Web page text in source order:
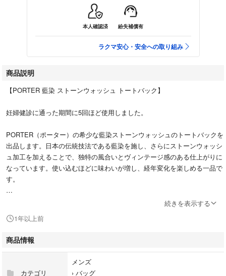
本人確認済 紛失補償有
ラクマ安心・安全への取り組み
商品説明
【PORTER 藍染 ストーンウォッシュ トートバック】
妊婦健診に通った期間に5回ほど使用しました。
PORTER（ポーター）の希少な藍染ストーンウォッシュのトートバックを
出品します。日本の伝統技法である藍染を施し、さらにストーンウォッシ
ュ加工を加えることで、独特の風合いとヴィンテージ感のある仕上がりに
なっています。使い込むほどに味わいが増し、経年変化を楽しめる一品で
す。
軽量ながら収納力もあり、デイリー使いはもちろん、旅行やアウトドアシ
【商品詳細】
表地：藍染めコットン（ストーンウォッシュ加工）
本体：約 W430（上部）/230（下部）×H390×D150（mm）
続きを表示する
1年以上前
商品情報
カテゴリ
メンズ
› バッグ